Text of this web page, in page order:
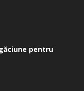
pentru